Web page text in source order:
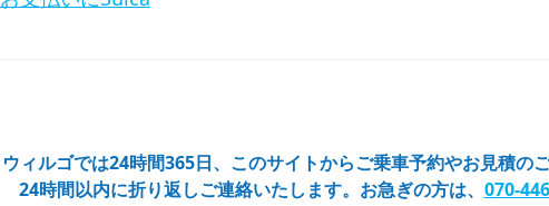
ウィルゴでは24時間365日、このサイトからご乗車予約やお見積の
24時間以内に折り返しご連絡いたします。お急ぎの方は、 070-